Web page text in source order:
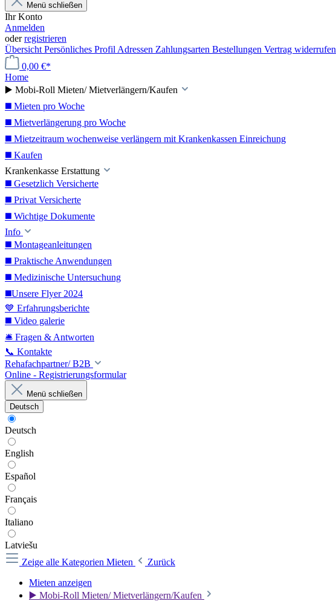
Menü schließen
Ihr Konto
Anmelden
oderregistrieren
Übersicht Persönliches Profil Adressen Zahlungsarten Bestellungen Vertrag widerrufen
0,00 €*
Home
▶️ Mobi-Roll Mieten/ Mietverlängern/Kaufen
◼️ Mieten pro Woche
◼️ Mietverlängerung pro Woche
◼️ Mietzeitraum wochenweise verlängern mit Krankenkassen Einreichung
◼️ Kaufen
Krankenkasse Erstattung
◼️ Gesetzlich Versicherte
◼️ Privat Versicherte
◼️ Wichtige Dokumente
Info
◼️ Montageanleitungen
◼️ Praktische Anwendungen
◼️ Medizinische Untersuchung
◼️Unsere Flyer 2024
💙 Erfahrungsberichte
◼️ Video galerie
🛎️ Fragen & Antworten
📞 Kontakte
Rehafachpartner/ B2B
Online - Registrierungsformular
Menü schließen
Deutsch
Deutsch
English
Español
Français
Italiano
Latviešu
Zeige alle Kategorien Mieten
Zurück
Mieten anzeigen
▶️ Mobi-Roll Mieten/ Mietverlängern/Kaufen